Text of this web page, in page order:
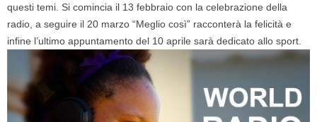
questi temi. Si comincia il 13 febbraio con la celebrazione della
radio, a seguire il 20 marzo “Meglio così” racconterà la felicità e
infine l’ultimo appuntamento del 10 aprile sarà dedicato allo sport.